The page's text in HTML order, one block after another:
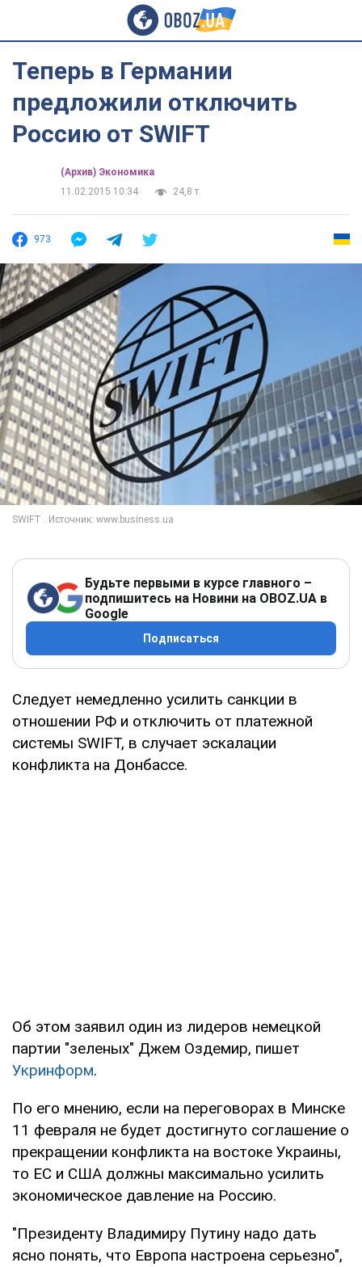
Теперь в Германии
предложили отключить
Россию от SWIFT
(Архив) Экономика
11.02.2015 10:34
24,8 т.
973
Будьте первыми в курсе главного –
подпишитесь на Новини на OBOZ.UA в
Google
Подписаться
Следует немедленно усилить санкции в
отношении РФ и отключить от платежной
системы SWIFT, в случает эскалации
конфликта на Донбассе.
Об этом заявил один из лидеров немецкой
партии "зеленых" Джем Оздемир, пишет
Укринформ.
По его мнению, если на переговорах в Минске
11 февраля не будет достигнуто соглашение о
прекращении конфликта на востоке Украины,
то ЕС и США должны максимально усилить
экономическое давление на Россию.
"Президенту Владимиру Путину надо дать
ясно понять, что Европа настроена серьезно",